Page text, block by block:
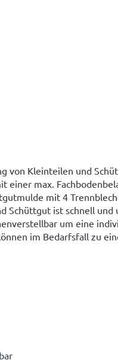
von Kleinteilen und
einer max.
mit 4
Schüttgut ist schnell
um eine
im Bedarfsfall zu